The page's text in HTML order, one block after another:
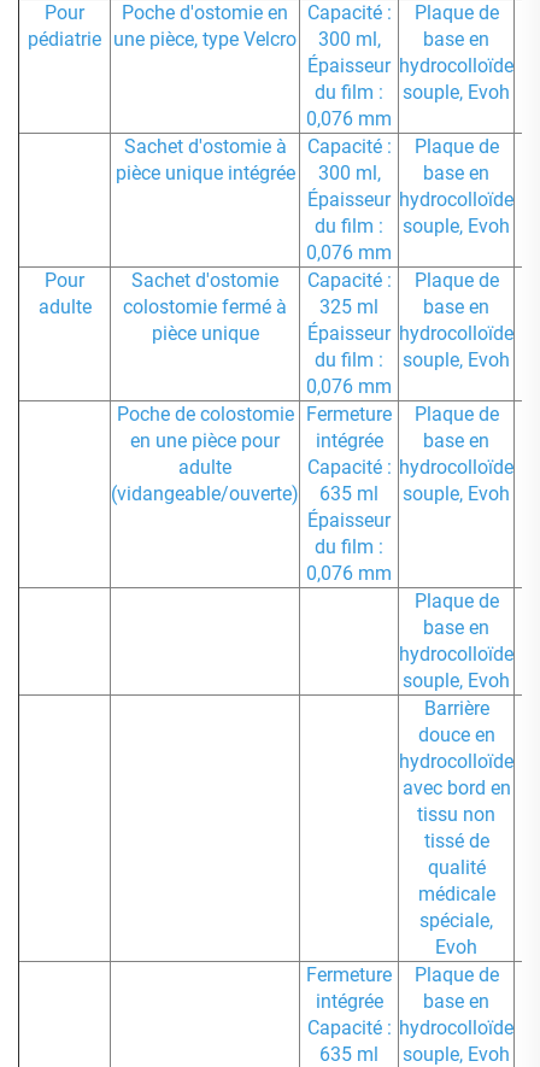
Pour
pédiatrie
Poche d'ostomie en
une pièce, type Velcro
Capacité :
300 ml,
Épaisseur
du film :
0,076 mm
Plaque de
base en
hydrocolloïde
souple, Evoh
Sachet d'ostomie à
pièce unique intégrée
Capacité :
300 ml,
Épaisseur
du film :
0,076 mm
Plaque de
base en
hydrocolloïde
souple, Evoh
Pour
adulte
Sachet d'ostomie
colostomie fermé à
pièce unique
Capacité :
325 ml
Épaisseur
du film :
0,076 mm
Plaque de
base en
hydrocolloïde
souple, Evoh
Poche de colostomie
en une pièce pour
adulte
(vidangeable/ouverte)
Fermeture
intégrée
Capacité :
635 ml
Épaisseur
du film :
0,076 mm
Plaque de
base en
hydrocolloïde
souple, Evoh
Plaque de
base en
hydrocolloïde
souple, Evoh
Barrière
douce en
hydrocolloïde
avec bord en
tissu non
tissé de
qualité
médicale
spéciale,
Evoh
Fermeture
intégrée
Capacité :
635 ml
Plaque de
base en
hydrocolloïde
souple, Evoh